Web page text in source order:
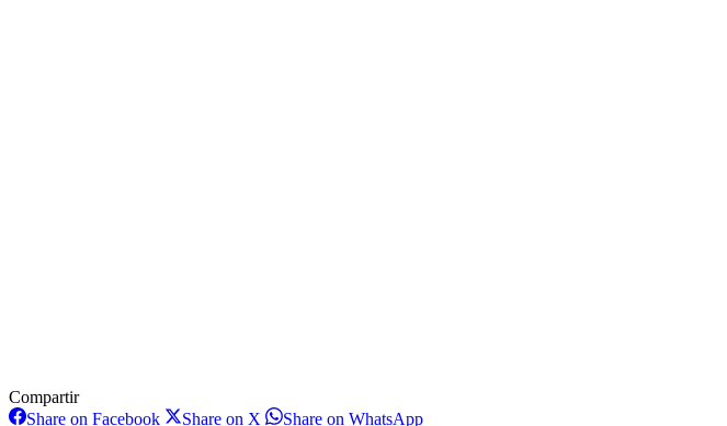
Compartir
Share on FacebookShareShare on X ShareShare on WhatsAppShare